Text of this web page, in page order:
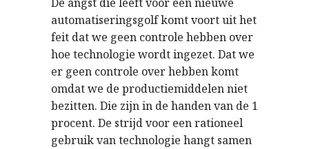
automatiseringsgolf komt voort uit het
feit dat we geen controle hebben over
hoe technologie wordt ingezet. Dat we
er geen controle over hebben komt
omdat we de productiemiddelen niet
bezitten. Die zijn in de handen van de 1
procent. De strijd voor een rationeel
gebruik van technologie hangt samen